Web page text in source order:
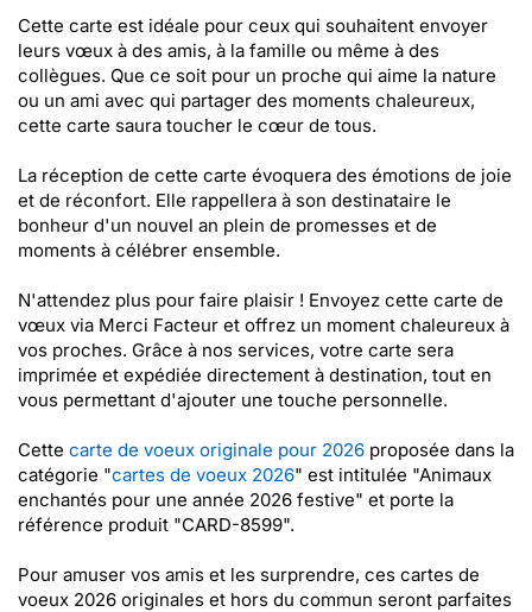
Cette carte est idéale pour ceux qui souhaitent envoyer
leurs vœux à des amis, à la famille ou même à des
collègues. Que ce soit pour un proche qui aime la nature
ou un ami avec qui partager des moments chaleureux,
cette carte saura toucher le cœur de tous.
La réception de cette carte évoquera des émotions de joie
et de réconfort. Elle rappellera à son destinataire le
bonheur d'un nouvel an plein de promesses et de
moments à célébrer ensemble.
N'attendez plus pour faire plaisir ! Envoyez cette carte de
vœux via Merci Facteur et offrez un moment chaleureux à
vos proches. Grâce à nos services, votre carte sera
imprimée et expédiée directement à destination, tout en
vous permettant d'ajouter une touche personnelle.
Cette carte de voeux originale pour 2026 proposée dans la
catégorie "cartes de voeux 2026" est intitulée "Animaux
enchantés pour une année 2026 festive" et porte la
référence produit "CARD-8599".
Pour amuser vos amis et les surprendre, ces cartes de
voeux 2026 originales et hors du commun seront parfaites